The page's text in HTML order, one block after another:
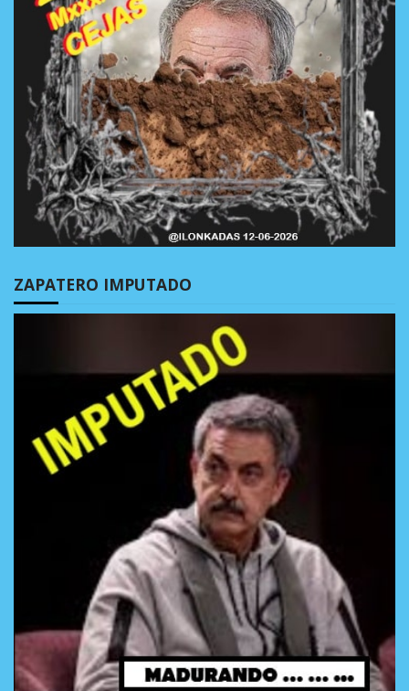
ZAPATERO IMPUTADO